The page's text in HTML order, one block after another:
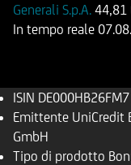
Generali S.p.A. 44,81
In tempo reale
ISIN DE000HB26FM7
Emittente UniCredit
GmbH
Tipo di prodotto